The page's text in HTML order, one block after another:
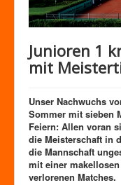
Mitgliedschaft /
Newsletter-
Mannschaften
Impressum
Zutrittskontrolle
Förderverein
Junioren 1
mit
Unser Nachwuchs
Sommer mit sieben
Feiern: Allen voran
die Meisterschaft in
die Mannschaft
mit einer
verlorenen Matches.